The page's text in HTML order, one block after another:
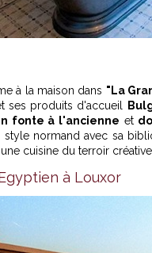
à la maison dans "La
ses produits d'accueil
fonte à l'ancienne et
normand avec sa
cuisine du terroir créative.
à Louxor